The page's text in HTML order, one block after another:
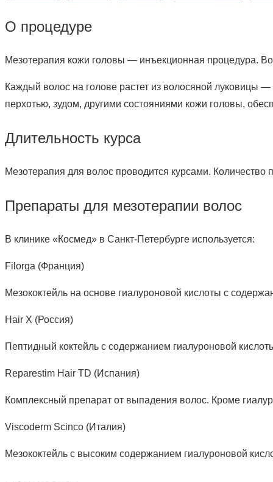
О процедуре
Мезотерапия кожи головы — инъекционная процедура.
Каждый волос на голове растет из волосяной луковицы
перхотью, зудом, другими состояниями кожи головы,
Длительность курса
Мезотерапия для волос проводится курсами.
Препараты для мезотерапии волос
В клинике «Космед» в Санкт-Петербурге используется:
Filorga (Франция)
Мезококтейль на основе гиалуроновой кислоты с
Hair X (Россия)
Пептидный коктейль с содержанием гиалуроновой
Reparestim Hair TD (Испания)
Комплексный препарат от выпадения волос. Кроме
Viscoderm Scinco (Италия)
Мезококтейль с высоким содержанием гиалуроновой